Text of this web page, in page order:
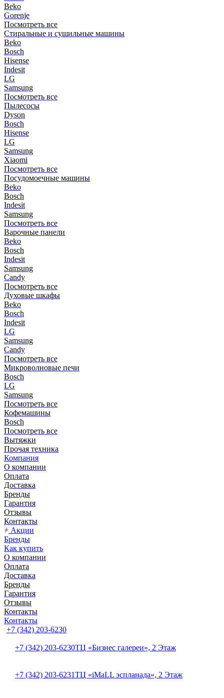
Beko
Gorenje
Посмотреть все
Стиральные и сушильные машины
Beko
Bosch
Hisense
Indesit
LG
Samsung
Посмотреть все
Пылесосы
Dyson
Bosch
Hisense
LG
Samsung
Xiaomi
Посмотреть все
Посудомоечные машины
Beko
Bosch
Indesit
Samsung
Посмотреть все
Варочные панели
Beko
Bosch
Indesit
Samsung
Candy
Посмотреть все
Духовые шкафы
Beko
Bosch
Indesit
LG
Samsung
Candy
Посмотреть все
Микроволновые печи
Bosch
LG
Samsung
Посмотреть все
Кофемашины
Bosch
Посмотреть все
Вытяжки
Прочая техника
Компания
О компании
Оплата
Доставка
Бренды
Гарантия
Отзывы
Контакты
Акции
Бренды
Как купить
О компании
Оплата
Доставка
Бренды
Гарантия
Отзывы
Контакты
Контакты
+7 (342) 203-6230
+7 (342) 203-6230ТЦ «Бизнес галереи», 2 Этаж
+7 (342) 203-6231ТЦ «iMaLL эспланада», 2 Этаж